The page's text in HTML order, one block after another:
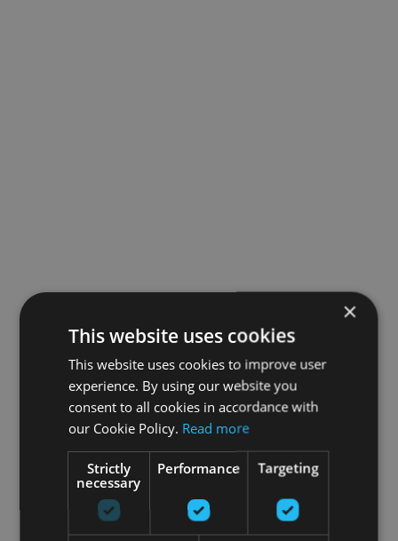
×
This website uses cookies
This website uses cookies to improve user
experience. By using our website you
consent to all cookies in accordance with
our Cookie Policy. Read more
Strictly
necessary
Performance Targeting